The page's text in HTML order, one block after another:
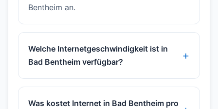
Bentheim an.
Welche Internetgeschwindigkeit ist in
Bad Bentheim verfügbar?
Was kostet Internet in Bad Bentheim pro